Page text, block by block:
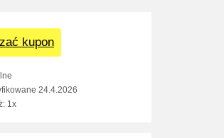
kupon
24.4.2026
1x